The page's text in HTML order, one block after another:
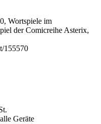
Wortspiele im
der Comicreihe Asterix,
155570
Geräte